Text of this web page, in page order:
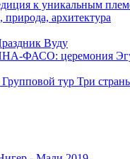
к уникальным
архитектура
Вуду
церемония
тур Три